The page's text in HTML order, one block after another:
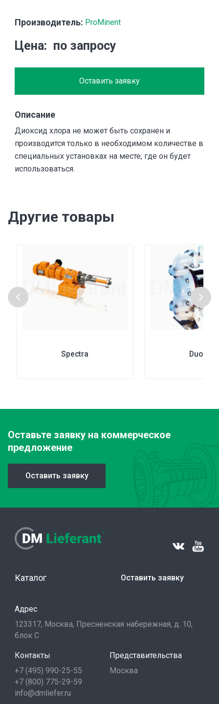
Производитель: ProMinent
Цена по запросу
Оставить заявку
Описание
Диоксид хлора не может быть сохранен и
производится только в необходимом количестве в
специальных установках на месте, где он будет
использоваться.
Другие товары
Spectra Duodos
Оставьте заявку на коммерческое
предложение
Оставить заявку
Каталог Оставить заявку
Адрес
123317, Москва, Пресненская набережная, д. 10,
блок С
Контакты
+7 (495) 990-25-55
+7 (800) 775-29-59
info@dmliefer.ru
Представительства
Москва